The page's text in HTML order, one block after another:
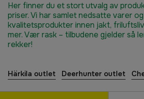
Her finner du et stort utvalg av
priser. Vi har samlet nedsatte varer
kvalitetsprodukter innen jakt,
mer. Vær rask – tilbudene gjelder så
rekker!
Härkila outlet Deerhunter outlet